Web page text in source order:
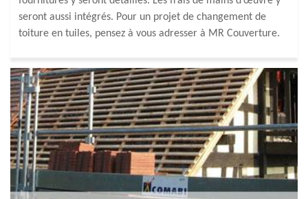
seront aussi intégrés. Pour un projet de changement de
toiture en tuiles, pensez à vous adresser à MR Couverture.